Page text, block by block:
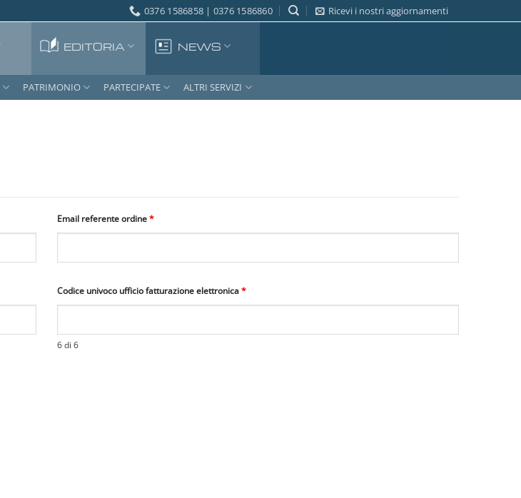
0376 1586858 | 0376 1586860 Ricevi i nostri aggiornamenti
EDITORIA NEWS
PATRIMONIO PARTECIPATE ALTRI SERVIZI
Email referente ordine*
Codice univoco ufficio fatturazione elettronica*
6 di 6